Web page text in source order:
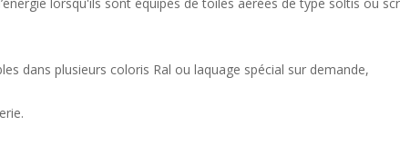
dans plusieurs coloris Ral ou laquage spécial sur demande,